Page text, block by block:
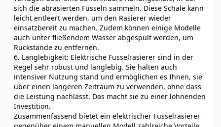
sich die abrasierten Fusseln sammeln. Diese Schale kann
leicht entleert werden, um den Rasierer wieder
einsatzbereit zu machen. Zudem können einige Modelle
auch unter fließendem Wasser abgespült werden, um
Rückstände zu entfernen.
6. Langlebigkeit: Elektrische Fusselrasierer sind in der
Regel sehr robust und langlebig. Sie halten auch
intensiver Nutzung stand und ermöglichen es Ihnen, sie
über einen längeren Zeitraum zu verwenden, ohne dass
die Leistung nachlässt. Das macht sie zu einer lohnenden
Investition.
Zusammenfassend bietet ein elektrischer Fusselrasierer